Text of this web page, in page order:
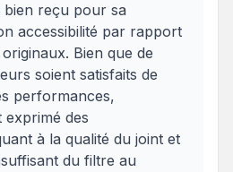
bien reçu pour sa
accessibilité par rapport
Bien que de
soient satisfaits de
performances,
des
à la qualité du joint et
du filtre au